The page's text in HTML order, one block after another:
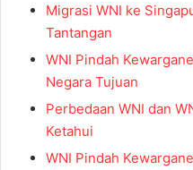
Migrasi WNI ke
Tantangan
WNI Pindah
Negara Tujuan
Perbedaan WNI dan
Ketahui
WNI Pindah